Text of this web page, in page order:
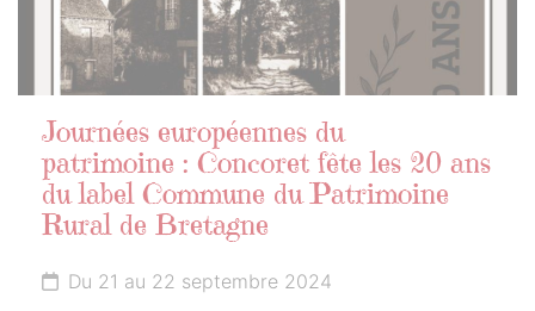
Journées européennes du
patrimoine : Concoret fête les 20 ans
du label Commune du Patrimoine
Rural de Bretagne
Du 21 au 22 septembre 2024